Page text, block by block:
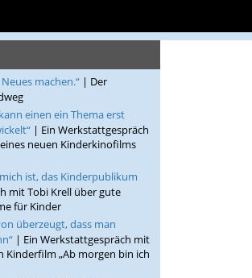
machen.“ | Der
einen ein Thema erst
| Ein Werkstattgespräch
neuen Kinderkinofilms
ist, das Kinderpublikum
mit Tobi Krell über gute
für Kinder
überzeugt, dass man
| Ein Werkstattgespräch mit
Kinderfilm „Ab morgen bin ich